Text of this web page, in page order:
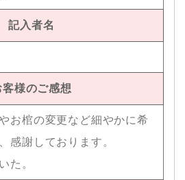
記入者名
客様のご感想
お棺の変更など細やかに希
感謝しております。
た。